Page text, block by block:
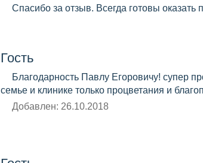
Спасибо за отзыв. Всегда готовы оказать
Гость
Благодарность Павлу Егоровичу! супер
семье и клинике только процветания и
Добавлен: 26.10.2018